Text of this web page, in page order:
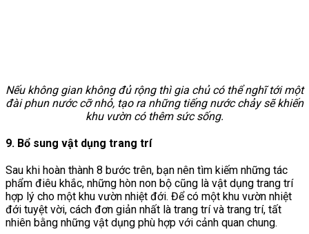
Nếu không gian không đủ rộng thì gia chủ có thể nghĩ tới một
đài phun nước cỡ nhỏ, tạo ra những tiếng nước chảy sẽ khiến
khu vườn có thêm sức sống.
9. Bổ sung vật dụng trang trí
Sau khi hoàn thành 8 bước trên, bạn nên tìm kiếm những tác
phẩm điêu khắc, những hòn non bộ cũng là vật dụng trang trí
hợp lý cho một khu vườn nhiệt đới. Để có một khu vườn nhiệt
đới tuyệt vời, cách đơn giản nhất là trang trí và trang trí, tất
nhiên bằng những vật dụng phù hợp với cảnh quan chung.